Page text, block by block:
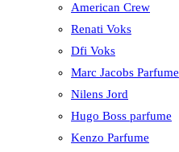
American Crew
Renati Voks
Dfi Voks
Marc Jacobs Parfume
Nilens Jord
Hugo Boss parfume
Kenzo Parfume